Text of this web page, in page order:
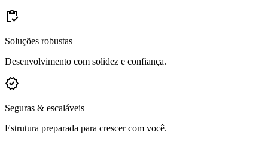
inventory
Soluções robustas
Desenvolvimento com solidez e confiança.
verified
Seguras & escaláveis
Estrutura preparada para crescer com você.